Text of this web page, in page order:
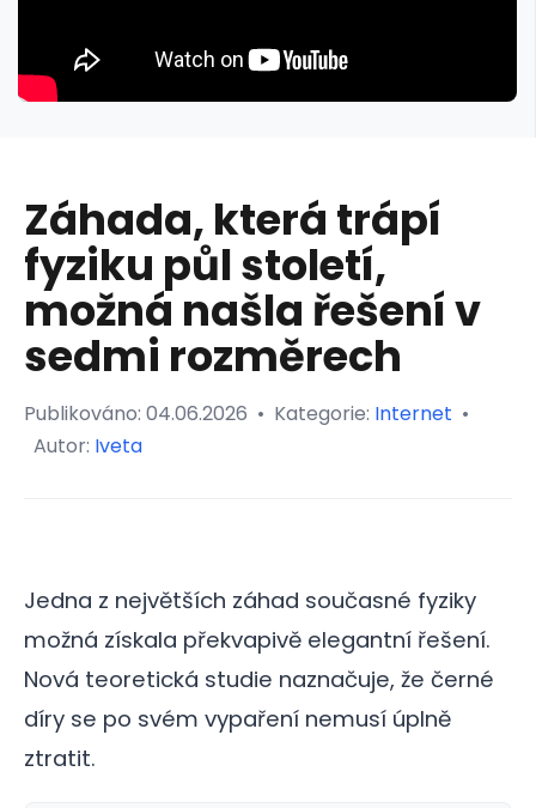
Záhada, která trápí
fyziku půl století,
možná našla řešení v
sedmi rozměrech
Publikováno: 04.06.2026 • Kategorie: Internet •
Autor: Iveta
Jedna z největších záhad současné fyziky
možná získala překvapivě elegantní řešení.
Nová teoretická studie naznačuje, že černé
díry se po svém vypaření nemusí úplně
ztratit.